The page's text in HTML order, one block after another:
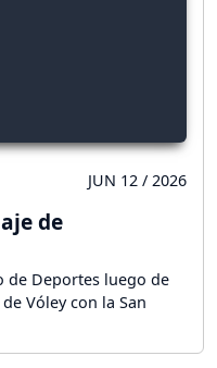
JUN 12 / 2026
de
de Deportes luego de
Vóley con la San